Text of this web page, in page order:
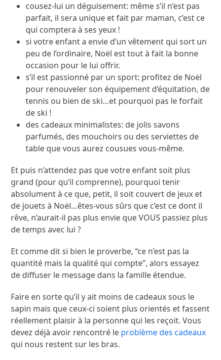
cousez-lui un déguisement: même s’il n’est pas
parfait, il sera unique et fait par maman, c’est ce
qui comptera à ses yeux !
si votre enfant a envie d’un vêtement qui sort un
peu de l’ordinaire, Noël est tout à fait la bonne
occasion pour le lui offrir.
s’il est passionné par un sport: profitez de Noël
pour renouveler son équipement d’équitation, de
tennis ou bien de ski…et pourquoi pas le forfait
de ski !
des cadeaux minimalistes: de jolis savons
parfumés, des mouchoirs ou des serviettes de
table que vous aurez cousues vous-même.
Et puis n’attendez pas que votre enfant soit plus
grand (pour qu’il comprenne), pourquoi tenir
absolument à ce que, petit, il soit couvert de jeux et
de jouets à Noël…êtes-vous sûrs que c’est ce dont il
rêve, n’aurait-il pas plus envie que VOUS passiez plus
de temps avec lui ?
Et comme dit si bien le proverbe, “ce n’est pas la
quantité mais la qualité qui compte”, alors essayez
de diffuser le message dans la famille étendue.
Faire en sorte qu’il y ait moins de cadeaux sous le
sapin mais que ceux-ci soient plus orientés et fassent
réellement plaisir à la personne qui les reçoit. Vous
devez déjà avoir rencontré le problème des cadeaux
qui nous restent sur les bras.